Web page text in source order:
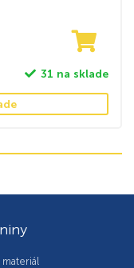
31 na sklade